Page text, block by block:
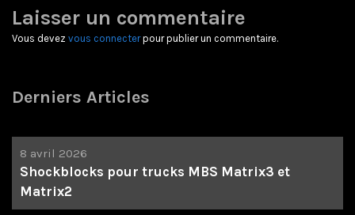
Laisser un commentaire
Vous devez vous connecterpour publier un commentaire.
Derniers Articles
8 avril 2026
Shockblocks pour trucks MBS Matrix3 et
Matrix2